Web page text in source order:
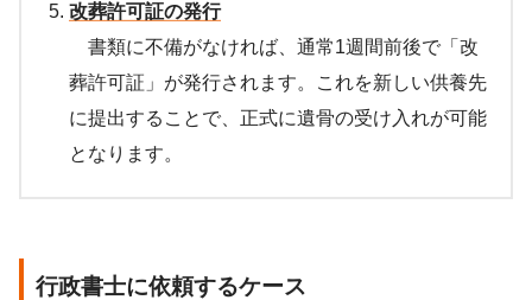
改葬許可証の発行
書類に不備がなければ、通常1週間前後で「改
葬許可証」が発行されます。これを新しい供養先
に提出することで、正式に遺骨の受け入れが可能
となります。
行政書士に依頼するケース